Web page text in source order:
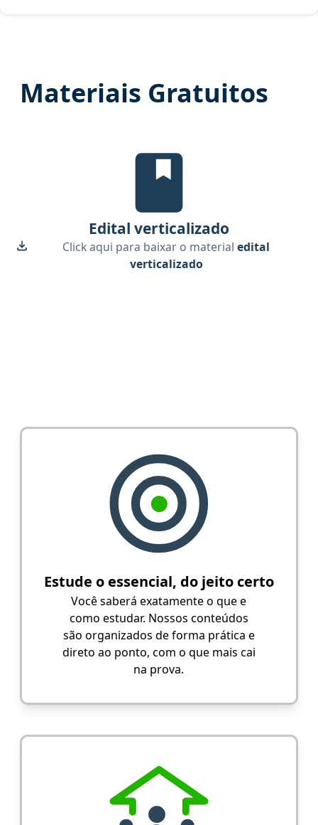
Materiais Gratuitos
Edital Verticalizado, material
Edital verticalizado
Click aqui para baixar o materialedital
verticalizado
Estude o essencial, do jeito certo
Você saberá exatamente o que e
como estudar. Nossos conteúdos
são organizados de forma prática e
direto ao ponto, com o que mais cai
na prova.